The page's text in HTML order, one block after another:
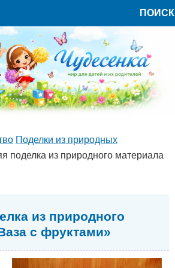
ПОИСК
Поделки из природных
поделка из природного материала
из природного
с фруктами»